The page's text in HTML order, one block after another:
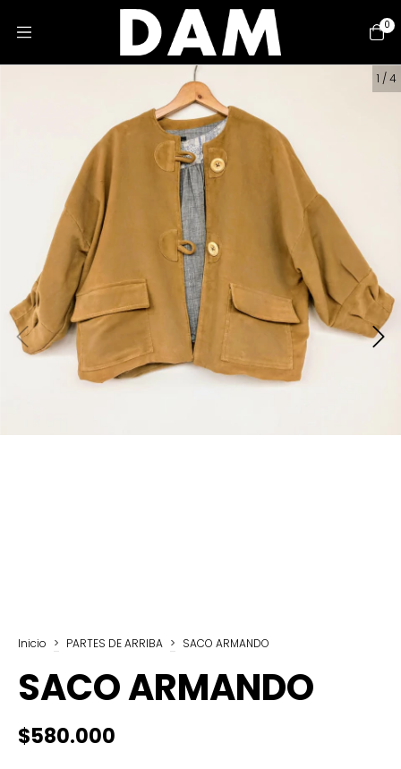
0
1 / 4
Inicio > PARTES DE ARRIBA > SACO ARMANDO
SACO ARMANDO
$580.000